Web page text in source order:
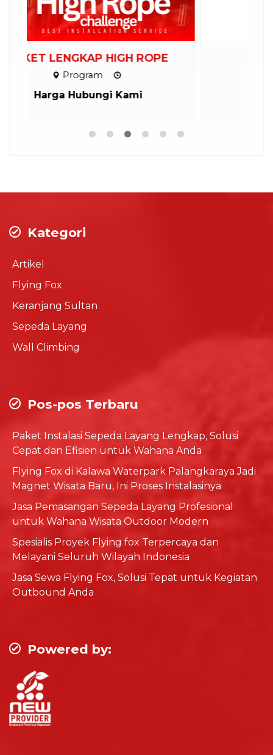
Jual Alat flying Fox
Peralatan
Harga Hubungi Kami
Kategori
Artikel
Flying Fox
Keranjang Sultan
Sepeda Layang
Wall Climbing
Pos-pos Terbaru
Paket Instalasi Sepeda Layang Lengkap, Solusi
Cepat dan Efisien untuk Wahana Anda
Flying Fox di Kalawa Waterpark Palangkaraya Jadi
Magnet Wisata Baru, Ini Proses Instalasinya
Jasa Pemasangan Sepeda Layang Profesional
untuk Wahana Wisata Outdoor Modern
Spesialis Proyek Flying fox Terpercaya dan
Melayani Seluruh Wilayah Indonesia
Jasa Sewa Flying Fox, Solusi Tepat untuk Kegiatan
Outbound Anda
Powered by: